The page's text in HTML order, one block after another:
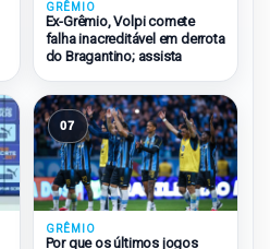
GRÊMIO
Ex-Grêmio, Volpi comete
falha inacreditável em derrota
do Bragantino; assista
07
GRÊMIO
Por que os últimos jogos